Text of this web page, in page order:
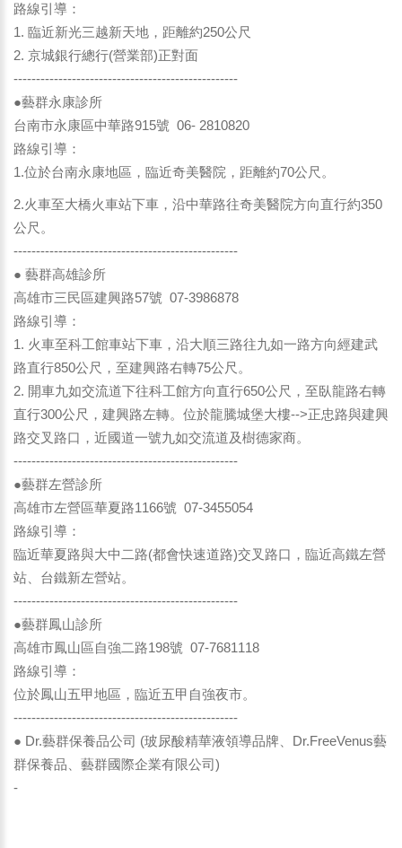
路線引導：
1. 臨近新光三越新天地，距離約250公尺
2. 京城銀行總行(營業部)正對面
--------------------------------------------------
●藝群永康診所
台南市永康區中華路915號 06- 2810820
路線引導：
1.位於台南永康地區，臨近奇美醫院，距離約70公尺。
2.火車至大橋火車站下車，沿中華路往奇美醫院方向直行約350
公尺。
--------------------------------------------------
● 藝群高雄診所
高雄市三民區建興路57號 07-3986878
路線引導：
1. 火車至科工館車站下車，沿大順三路往九如一路方向經建武
路直行850公尺，至建興路右轉75公尺。
2. 開車九如交流道下往科工館方向直行650公尺，至臥龍路右轉
直行300公尺，建興路左轉。位於龍騰城堡大樓-->正忠路與建興
路交叉路口，近國道一號九如交流道及樹德家商。
--------------------------------------------------
●藝群左營診所
高雄市左營區華夏路1166號 07-3455054
路線引導：
臨近華夏路與大中二路(都會快速道路)交叉路口，臨近高鐵左營
站、台鐵新左營站。
--------------------------------------------------
●藝群鳳山診所
高雄市鳳山區自強二路198號 07-7681118
路線引導：
位於鳳山五甲地區，臨近五甲自強夜市。
--------------------------------------------------
● Dr.藝群保養品公司 (玻尿酸精華液領導品牌、Dr.FreeVenus藝
群保養品、藝群國際企業有限公司)
-